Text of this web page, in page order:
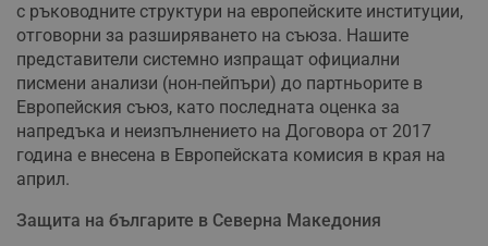
с ръководните структури на европейските институции,
отговорни за разширяването на съюза. Нашите
представители системно изпращат официални
писмени анализи (нон-пейпъри) до партньорите в
Европейския съюз, като последната оценка за
напредъка и неизпълнението на Договора от 2017
година е внесена в Европейската комисия в края на
април.
Защита на българите в Северна Македония